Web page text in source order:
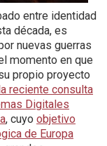
entre identidad
década, es
nuevas guerras
momento en que
propio proyecto
la reciente consulta
Digitales
, cuyo objetivo
de Europa